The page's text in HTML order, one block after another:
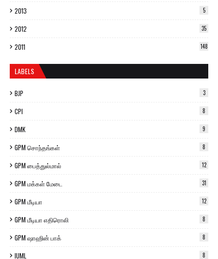
2013 5
2012 35
2011 148
LABELS
BJP 3
CPI 8
DMK 9
GPM சொந்தங்கள் 8
GPM பைத்துல்மால் 12
GPM மக்கள் மேடை 31
GPM மீடியா 12
GPM மீடியா எதிரொலி 8
GPM ஷாஹின் பாக் 8
IUML 8